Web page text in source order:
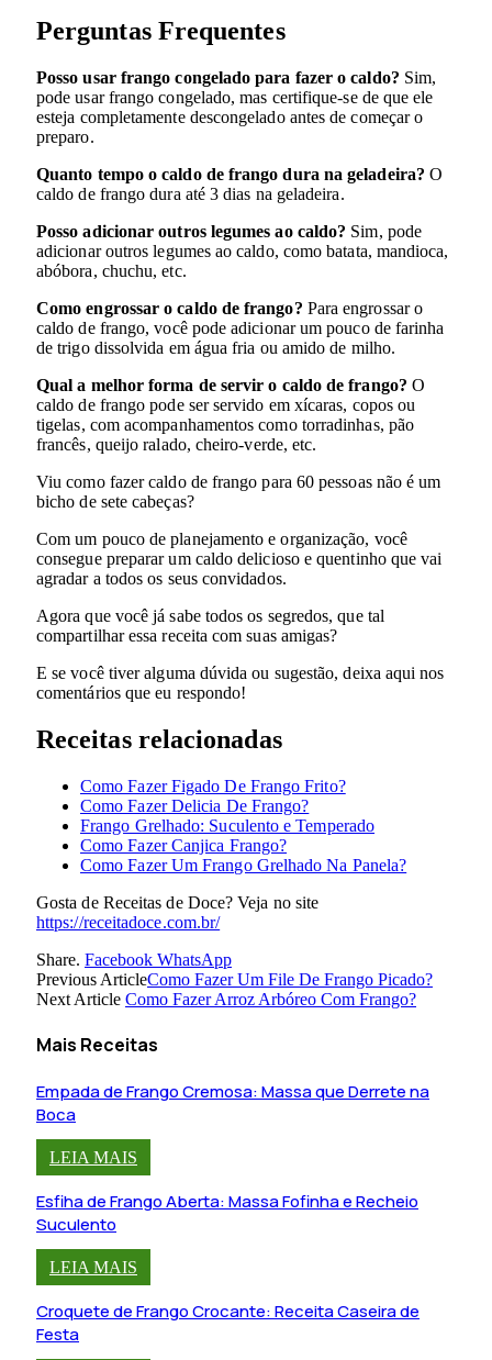
Perguntas Frequentes
Posso usar frango congelado para fazer o caldo? Sim,
pode usar frango congelado, mas certifique-se de que ele
esteja completamente descongelado antes de começar o
preparo.
Quanto tempo o caldo de frango dura na geladeira? O
caldo de frango dura até 3 dias na geladeira.
Posso adicionar outros legumes ao caldo? Sim, pode
adicionar outros legumes ao caldo, como batata, mandioca,
abóbora, chuchu, etc.
Como engrossar o caldo de frango? Para engrossar o
caldo de frango, você pode adicionar um pouco de farinha
de trigo dissolvida em água fria ou amido de milho.
Qual a melhor forma de servir o caldo de frango? O
caldo de frango pode ser servido em xícaras, copos ou
tigelas, com acompanhamentos como torradinhas, pão
francês, queijo ralado, cheiro-verde, etc.
Viu como fazer caldo de frango para 60 pessoas não é um
bicho de sete cabeças?
Com um pouco de planejamento e organização, você
consegue preparar um caldo delicioso e quentinho que vai
agradar a todos os seus convidados.
Agora que você já sabe todos os segredos, que tal
compartilhar essa receita com suas amigas?
E se você tiver alguma dúvida ou sugestão, deixa aqui nos
comentários que eu respondo!
Receitas relacionadas
Como Fazer Figado De Frango Frito?
Como Fazer Delicia De Frango?
Frango Grelhado: Suculento e Temperado
Como Fazer Canjica Frango?
Como Fazer Um Frango Grelhado Na Panela?
Gosta de Receitas de Doce? Veja no site
https://receitadoce.com.br/
Share. Facebook WhatsApp
Previous ArticleComo Fazer Um File De Frango Picado?
Next Article Como Fazer Arroz Arbóreo Com Frango?
Mais Receitas
Empada de Frango Cremosa: Massa que Derrete na
Boca
LEIA MAIS
Esfiha de Frango Aberta: Massa Fofinha e Recheio
Suculento
LEIA MAIS
Croquete de Frango Crocante: Receita Caseira de
Festa